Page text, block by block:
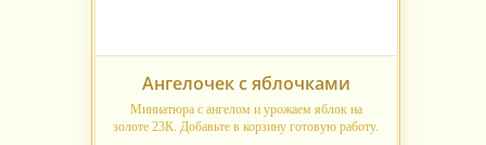
Ангелочек с яблочками
Миниатюра с ангелом и урожаем яблок на
золоте 23К. Добавьте в корзину готовую работу.